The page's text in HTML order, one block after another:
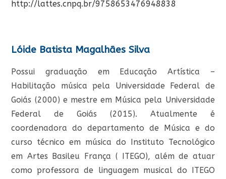
http://lattes.cnpq.br/9758653476948838
Lóide Batista Magalhães Silva
Possui graduação em Educação Artística –
Habilitação música pela Universidade Federal de
Goiás (2000) e mestre em Música pela Universidade
Federal de Goiás (2015). Atualmente é
coordenadora do departamento de Música e do
curso técnico em música do Instituto Tecnológico
em Artes Basileu França ( ITEGO), além de atuar
como professora de linguagem musical do ITEGO